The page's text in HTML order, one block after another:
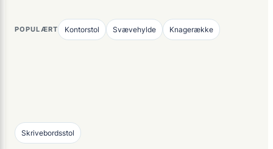
POPULÆRT Kontorstol Svævehylde Knagerække
Skrivebordsstol